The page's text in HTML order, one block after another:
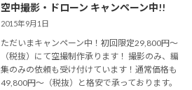
空中撮影・ドローン キャンペーン中!!
2015年9月1日
ただいまキャンペーン中！初回限定29,800円～
（税抜）にて空撮制作承ります！ 撮影のみ、編
集のみの依頼も受け付けています！通常価格も
49,800円～（税抜）と格安で承っております。